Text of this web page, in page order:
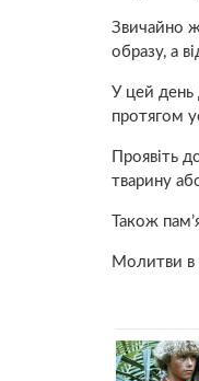
Звичайно
образу, а
У цей день
протягом
Проявіть
тварину
Також
Молитви в